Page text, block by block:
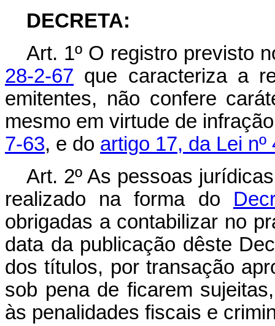
DECRETA:
Art. 1º O registro previsto
28-2-67 que caracteriza a
emitentes, não confere
mesmo em virtude de
7-63, e do artigo 17, da Lei
Art. 2º As pessoas
realizado na forma do
obrigadas a contabilizar no
data da publicação dêste
dos títulos, por transação
sob pena de ficarem
às penalidades fiscais e